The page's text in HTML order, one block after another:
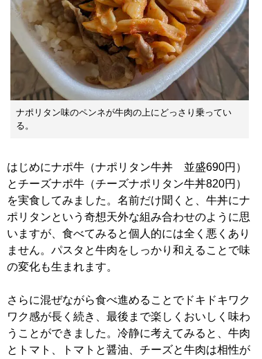
ナポリタン味のペンネが牛肉の上にどっさり乗ってい
る。
はじめにナポ牛（ナポリタン牛丼 並盛690円）
とチーズナポ牛（チーズナポリタン牛丼820円）
を実食してみました。名前だけ聞くと、牛丼にナ
ポリタンという奇想天外な組み合わせのように思
いますが、食べてみると個人的には全く悪くあり
ません。パスタと牛肉をしっかり和えることで味
の変化も生まれます。
さらに混ぜながら食べ進めることでドキドキワク
ワク感が長く続き、最後まで楽しくおいしく味わ
うことができました。冷静に考えてみると、牛肉
とトマト、トマトと醤油、チーズと牛肉は相性が